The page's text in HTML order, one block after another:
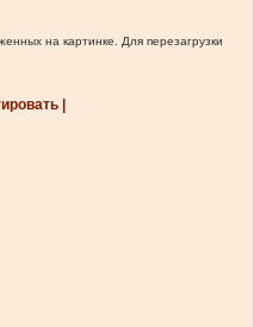
на картинке. Для перезагрузки
|